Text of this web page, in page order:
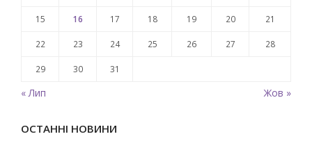
15 16 17 18 19 20 21
22 23 24 25 26 27 28
29 30 31
« Лип Жов »
ОСТАННІ НОВИНИ